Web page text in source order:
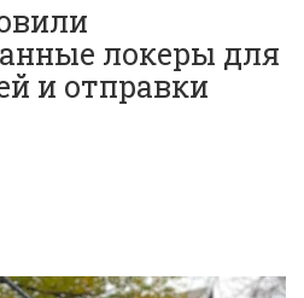
локеры для
и отправки